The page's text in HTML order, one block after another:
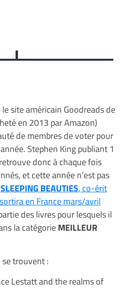
site américain Goodreads de
en 2013 par Amazon)
de membres de voter pour
Stephen King publiant 1
donc à chaque fois
et cette année n’est pas
SLEEPING BEAUTIES, co-érit
en France mars/avril
des livres pour lesquels il
la catégorieMEILLEUR
se trouvent :
Lestatt and the realms of